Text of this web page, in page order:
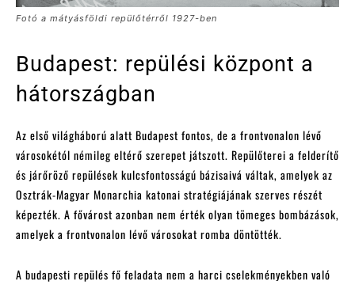
Fotó a mátyásföldi repülőtérről 1927-ben
Budapest: repülési központ a
hátországban
Az első világháború alatt Budapest fontos, de a frontvonalon lévő
városokétól némileg eltérő szerepet játszott. Repülőterei a felderítő
és járőröző repülések kulcsfontosságú bázisaivá váltak, amelyek az
Osztrák-Magyar Monarchia katonai stratégiájának szerves részét
képezték. A fővárost azonban nem érték olyan tömeges bombázások,
amelyek a frontvonalon lévő városokat romba döntötték.
A budapesti repülés fő feladata nem a harci cselekményekben való